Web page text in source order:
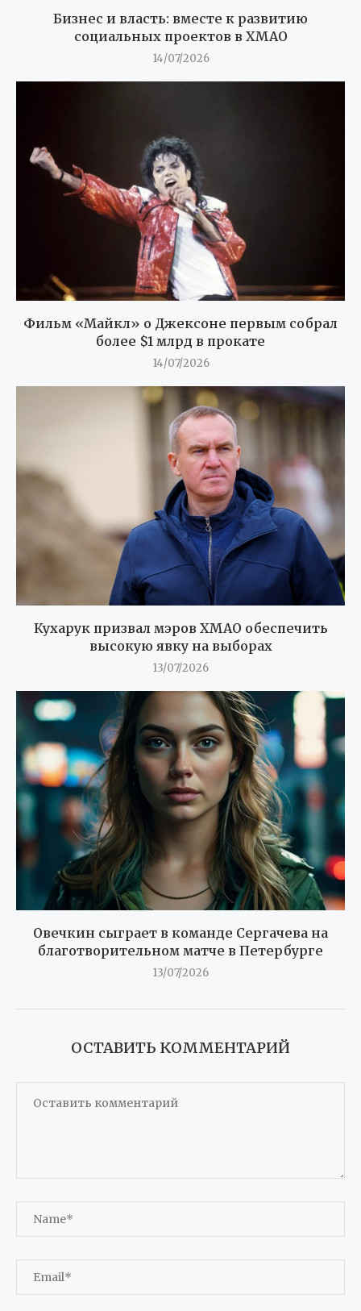
Бизнес и власть: вместе к развитию
социальных проектов в ХМАО
14/07/2026
Фильм «Майкл» о Джексоне первым собрал
более $1 млрд в прокате
14/07/2026
Кухарук призвал мэров ХМАО обеспечить
высокую явку на выборах
13/07/2026
Овечкин сыграет в команде Сергачева на
благотворительном матче в Петербурге
13/07/2026
ОСТАВИТЬ КОММЕНТАРИЙ